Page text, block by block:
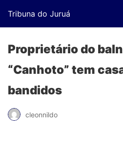
Tribuna do Juruá
Proprietário do
“Canhoto” tem
bandidos
cleonnildo